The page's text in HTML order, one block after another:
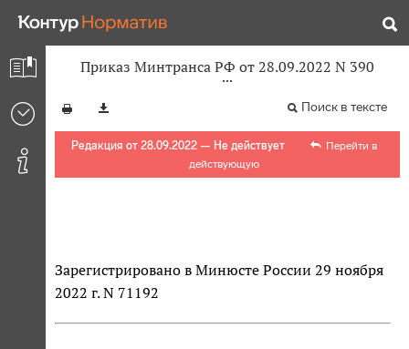
Приказ Минтранса РФ от 28.09.2022 N 390
Поиск в тексте
Редакция от 28.09.2022 — Не действует
Перейти в
действующую
Зарегистрировано в Минюсте России 29 ноября
2022 г. N 71192